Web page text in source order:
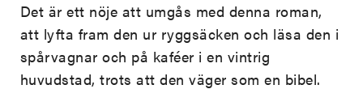
Det är ett nöje att umgås med denna roman,
att lyfta fram den ur ryggsäcken och läsa den i
spårvagnar och på kaféer i en vintrig
huvudstad, trots att den väger som en bibel.